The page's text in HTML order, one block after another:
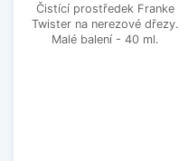
Čistící prostředek Franke
Twister na nerezové dřezy.
Malé balení - 40 ml.